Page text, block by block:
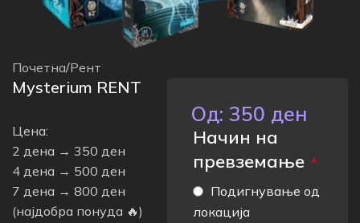
Почетна/Рент
Mysterium RENT
Цена:
2 дена → 350 ден
4 дена → 500 ден
7 дена → 800 ден
(најдобра понуда 🔥)
Од: 350 ден
Начин на
превземање *
Подигнување од
локација